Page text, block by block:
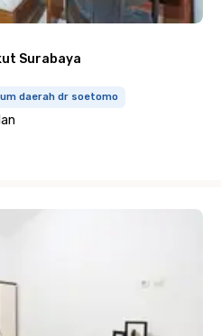
Surabaya
daerah dr soetomo